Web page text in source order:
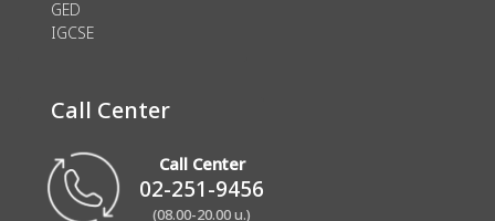
GED
IGCSE
Call Center
Call Center
02-251-9456
(08.00-20.00 น.)